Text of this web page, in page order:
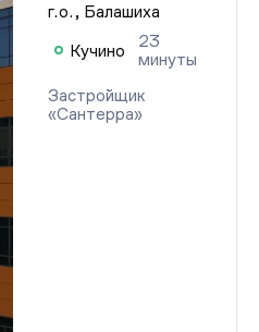
г.о., Балашиха
Кучино
23
минуты
Застройщик
«Сантерра»